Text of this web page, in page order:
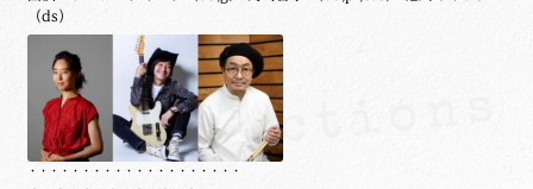
（ds）
・・・・・・・・・・・・・・・・・・・・